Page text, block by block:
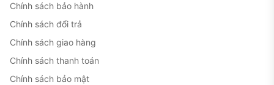
Chính sách bảo hành
Chính sách đổi trả
Chính sách giao hàng
Chính sách thanh toán
Chính sách bảo mật